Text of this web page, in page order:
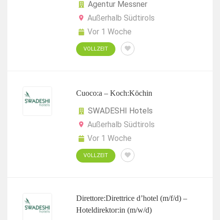
Agentur Messner
Außerhalb Südtirols
Vor 1 Woche
VOLLZEIT
Cuoco:a – Koch:Köchin
SWADESHI Hotels
Außerhalb Südtirols
Vor 1 Woche
VOLLZEIT
Direttore:Direttrice d’hotel (m/f/d) –
Hoteldirektor:in (m/w/d)